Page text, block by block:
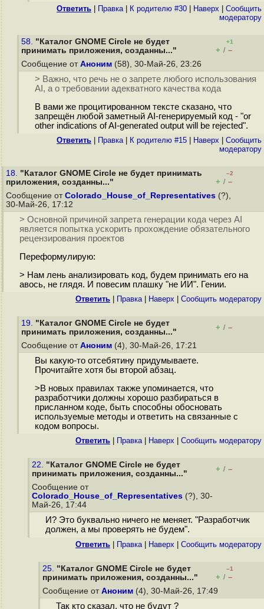
Ответить Правка| К родителю #30 Наверх
Cообщить
модератору
58. "Каталог GNOME Circle не будет
принимать приложения, созданны..."
+1
+ / –
Сообщение от Аноним (58), 30-Май-26, 23:26
> Важно, что речь не о запрете любого использования
AI, а о требовании адекватного качества кода
В вами же процитированном тексте сказано, что
запрещён любой заметный AI-генерируемый код - "or
other indications of AI-generated output will be rejected".
Ответить Правка| К родителю #15 Наверх
Cообщить
модератору
18. "Каталог GNOME Circle не будет принимать
приложения, созданны..."
–2
+ / –
Сообщение от Colorado_House_of_Representatives (?),
30-Май-26, 17:12
> Основной причиной запрета генерации кода через AI
является попытка ускорить прохождение обязательного
рецензирования проектов
Переформулирую:
> Нам лень анализировать код, будем принимать его на
авось, не глядя. И повесим плашку "не ИИ". Гении.
Ответить Правка| Наверх Cообщить модератору
19. "Каталог GNOME Circle не будет
принимать приложения, созданны..."
+ / –
Сообщение от Аноним (4), 30-Май-26, 17:21
Вы какую-то отсебятину придумываете.
Прочитайте хотя бы второй абзац.
>В новых правилах также упоминается, что
разработчики должны хорошо разбираться в
присланном коде, быть способны обосновать
используемые методы и ответить на связанные с
кодом вопросы.
Ответить Правка| Наверх Cообщить модератору
22. "Каталог GNOME Circle не будет
принимать приложения, созданны..."
+ / –
Сообщение от
Colorado_House_of_Representatives (?), 30-
Май-26, 17:44
И? Это буквально ничего не меняет. "Разработчик
должен, а мы проверять не будем".
Ответить Правка| Наверх Cообщить модератору
25. "Каталог GNOME Circle не будет
принимать приложения, созданны..."
–1
+ / –
Сообщение от Аноним (4), 30-Май-26, 17:49
Так кто сказал, что не будут ?